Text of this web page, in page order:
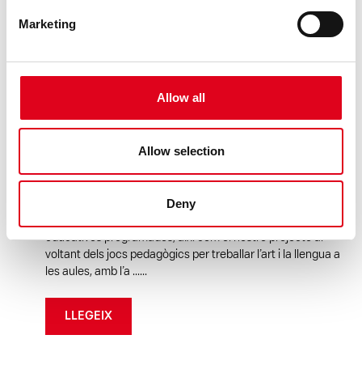
Marketing
Allow all
Allow selection
Deny
PRESENTACIÓ DEL PROGRAMA
EDUCATIU. CURS 2025-2026
Reserva’t la data! 8 de juliol de 16h a 18h Aquell dia
educatives programades, així com el nostre projecte al
voltant dels jocs pedagògics per treballar l’art i la llengua a
les aules, amb l’a ......
LLEGEIX